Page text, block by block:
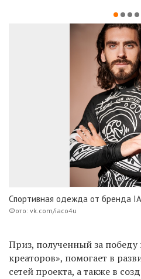
Спортивная одежда от бренда
Фото: vk.com/iaco4u
Приз, полученный за
креаторов», помогает в
сетей проекта, а также в